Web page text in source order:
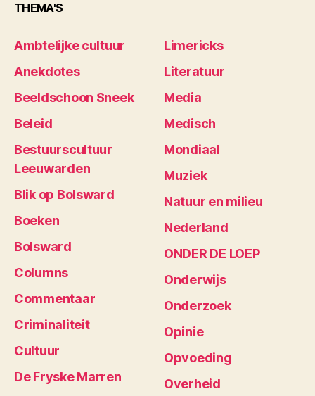
THEMA'S
Ambtelijke cultuur
Anekdotes
Beeldschoon Sneek
Beleid
Bestuurscultuur
Leeuwarden
Blik op Bolsward
Boeken
Bolsward
Columns
Commentaar
Criminaliteit
Cultuur
De Fryske Marren
Limericks
Literatuur
Media
Medisch
Mondiaal
Muziek
Natuur en milieu
Nederland
ONDER DE LOEP
Onderwijs
Onderzoek
Opinie
Opvoeding
Overheid